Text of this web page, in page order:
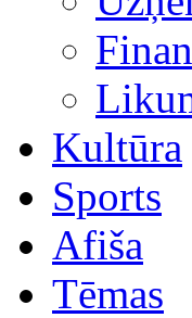
Kultūra
Sports
Afiša
Tēmas